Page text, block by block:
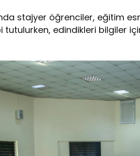
stajyer öğrenciler, eğitim
tutulurken, edindikleri bilgiler